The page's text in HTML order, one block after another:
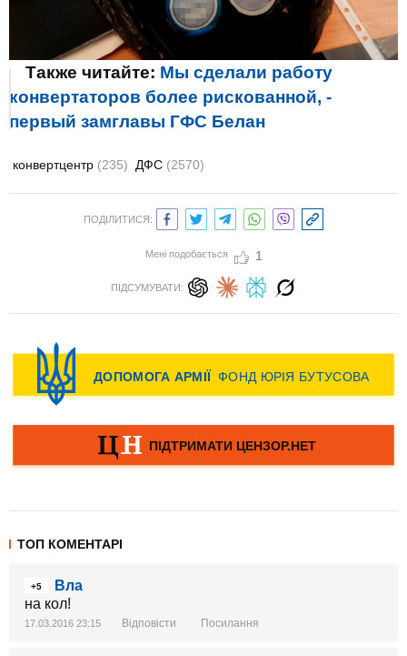
Также читайте: Мы сделали работу
конвертаторов более рискованной, -
первый замглавы ГФС Белан
конвертцентр (235) ДФС (2570)
ПОДІЛИТИСЯ:
Мені подобається 1
ПІДСУМУВАТИ:
ТОП КОМЕНТАРІ
+5
Вла
на кол!
17.03.2016 23:15 Відповісти Посилання